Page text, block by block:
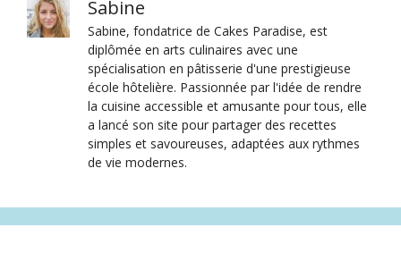
Sabine
Sabine, fondatrice de Cakes Paradise, est
diplômée en arts culinaires avec une
spécialisation en pâtisserie d'une prestigieuse
école hôtelière. Passionnée par l'idée de rendre
la cuisine accessible et amusante pour tous, elle
a lancé son site pour partager des recettes
simples et savoureuses, adaptées aux rythmes
de vie modernes.